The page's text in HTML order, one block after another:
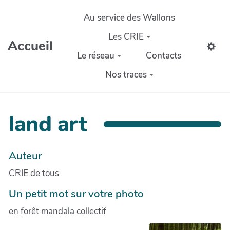
Aller au contenu principal
Accueil
Au service des Wallons
Les CRIE
Le réseau
Contacts
Nos traces
land art
Auteur
CRIE de tous
Un petit mot sur votre photo
en forêt mandala collectif